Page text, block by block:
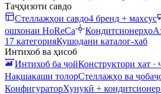
Таҷҳизоти савдо
Стеллажҳои савдо4 бренд + махсус
ошхонаи HoReCa
Кондитсионерҳо
17 категорияКушодани каталог-хаб
Интихоб ва ҳисоб
Интихоб ба ҷойКонструктори хат ·
Нақшакаши толорСтеллажҳо ва
КонфигураторХунукӣ +